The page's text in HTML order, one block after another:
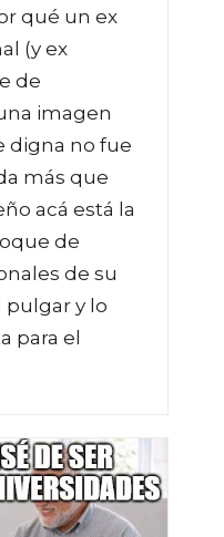
qué un ex
(y ex
de
imagen
digna no fue
más que
acá está la
de
de su
pulgar y lo
para el